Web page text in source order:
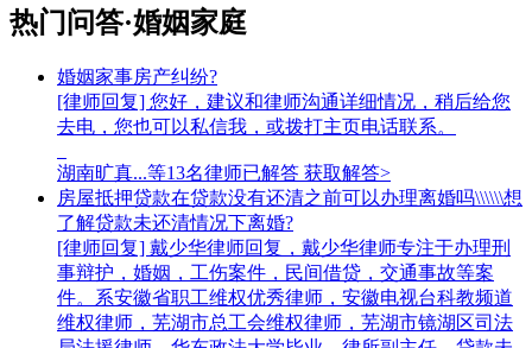
热门问答·婚姻家庭
婚姻家事房产纠纷?
[律师回复] 您好，建议和律师沟通详细情况，稍后给您
去电，您也可以私信我，或拨打主页电话联系。
湖南旷真...等13名律师已解答 获取解答>
房屋抵押贷款在贷款没有还清之前可以办理离婚吗\\\\\\想
了解贷款未还清情况下离婚?
[律师回复] 戴少华律师回复，戴少华律师专注于办理刑
事辩护，婚姻，工伤案件，民间借贷，交通事故等案
件。系安徽省职工维权优秀律师，安徽电视台科教频道
维权律师，芜湖市总工会维权律师，芜湖市镜湖区司法